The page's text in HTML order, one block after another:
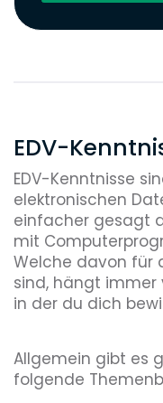
EDV-
EDV-Kenntnisse
elektronischen
einfacher gesagt
mit
Welche davon für
sind, hängt immer
in der du dich
Allgemein gibt es
folgende